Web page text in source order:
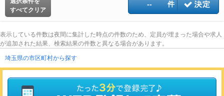
すべてクリア
-- 件
表示している件数は夜間に集計した時点の件数のため、定員が埋まった場合や求人
が追加された結果、検索結果の件数と異なる場合があります。
埼玉県の市区町村から探す